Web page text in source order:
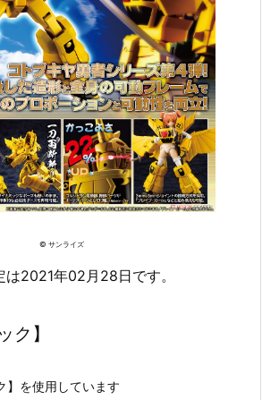
© サンライズ
は2021年02月28日です。
ク】
】を使用しています